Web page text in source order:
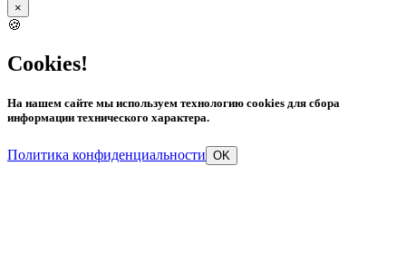
×
🍪
Cookies!
На нашем сайте мы используем технологию cookies для сбора
информации технического характера.
Политика конфиденциальности OK